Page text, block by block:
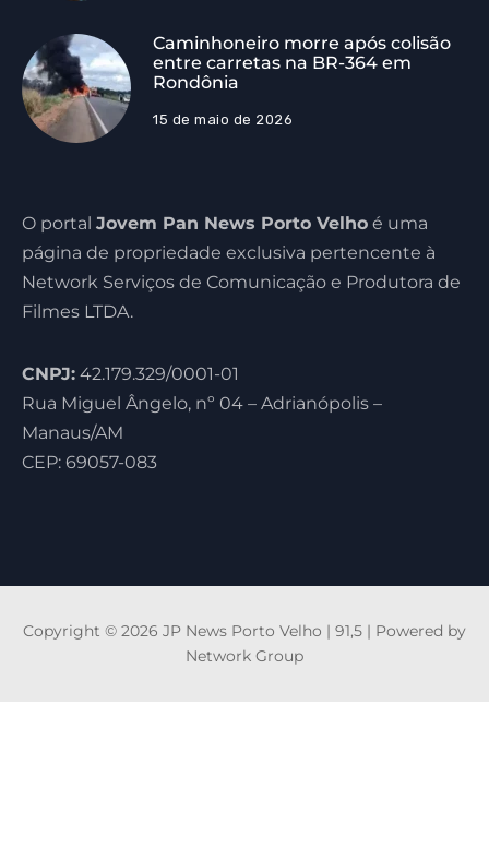
Caminhoneiro morre após colisão
entre carretas na BR-364 em
Rondônia
15 de maio de 2026
O portal Jovem Pan News Porto Velho é uma
página de propriedade exclusiva pertencente à
Network Serviços de Comunicação e Produtora de
Filmes LTDA.
CNPJ: 42.179.329/0001-01
Rua Miguel Ângelo, nº 04 – Adrianópolis –
Manaus/AM
CEP: 69057-083
Copyright © 2026 JP News Porto Velho | 91,5 | Powered by
Network Group